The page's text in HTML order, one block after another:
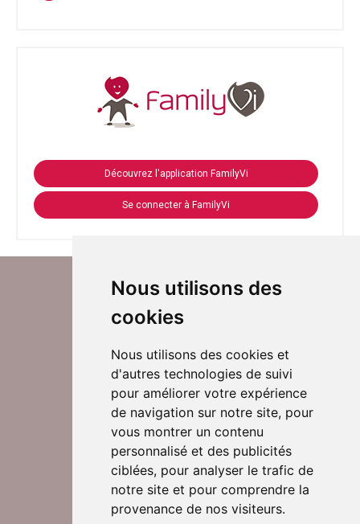
Nous utilisons des
cookies
Nous utilisons des cookies et
d'autres technologies de suivi
pour améliorer votre expérience
de navigation sur notre site, pour
vous montrer un contenu
personnalisé et des publicités
ciblées, pour analyser le trafic de
notre site et pour comprendre la
provenance de nos visiteurs.
Découvrez l'application FamilyVi
Se connecter à FamilyVi
Suivez-nous sur Twitter
Rejoignez nos équipes
Nous contacter